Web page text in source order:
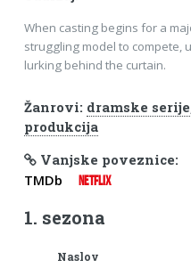
When casting begins for a
struggling model to compete,
lurking behind the curtain.
Žanrovi: dramske serije
produkcija
Vanjske poveznice:
TMDb NETFLIX
1. sezona
Naslov